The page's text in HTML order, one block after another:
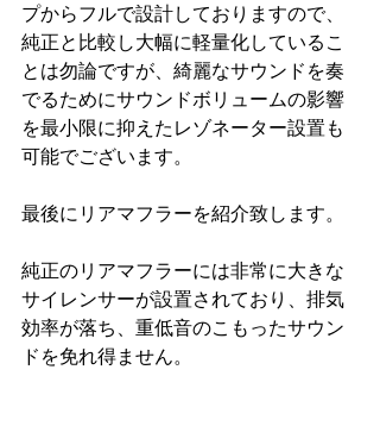
プからフルで設計しておりますので、
純正と比較し大幅に軽量化しているこ
とは勿論ですが、綺麗なサウンドを奏
でるためにサウンドボリュームの影響
を最小限に抑えたレゾネーター設置も
可能でございます。
最後にリアマフラーを紹介致します。
純正のリアマフラーには非常に大きな
サイレンサーが設置されており、排気
効率が落ち、重低音のこもったサウン
ドを免れ得ません。